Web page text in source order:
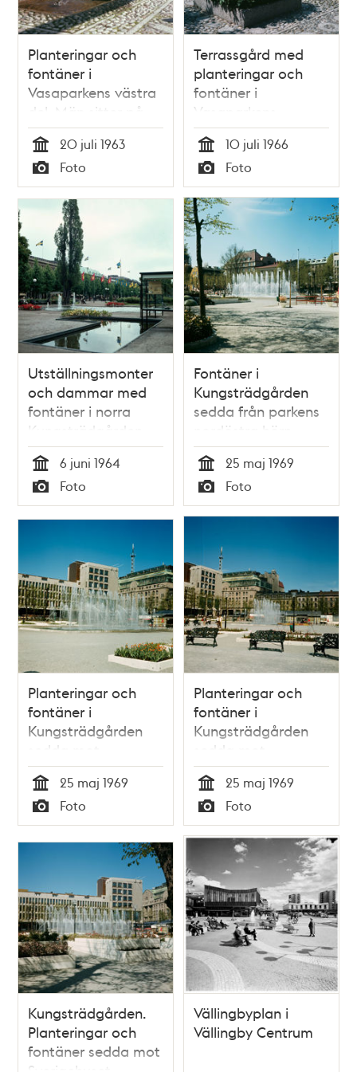
Planteringar och
fontäner i
Vasaparkens västra
del. Män sitter på
rödmålad parkbänk
Tid
20 juli 1963
Typ
Foto
Terrassgård med
planteringar och
fontäner i
Vasaparkens
sydvästra del. Vy åt
nordväst
Tid
10 juli 1966
Typ
Foto
Utställningsmonter
och dammar med
fontäner i norra
Kungsträdgården.
Vy mot allén vid
Kungsträdgårdsgatan
Tid
6 juni 1964
Typ
Foto
Fontäner i
Kungsträdgården
sedda från parkens
nordöstra hörn
Tid
25 maj 1969
Typ
Foto
Planteringar och
fontäner i
Kungsträdgården
sedda mot
Sverigehuset och
Nordiska Kompaniet
Tid
25 maj 1969
Typ
Foto
Planteringar och
fontäner i
Kungsträdgården
sedda mot
Sverigehuset,
Nordiska Kompaniet
och Sagerska husen
Tid
25 maj 1969
Typ
Foto
Kungsträdgården.
Planteringar och
fontäner sedda mot
Vällingbyplan i
Vällingby Centrum